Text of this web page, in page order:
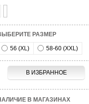
РАЗМЕР
56 (XL) 58-60 (XXL)
В ИЗБРАННОЕ
В МАГАЗИНАХ